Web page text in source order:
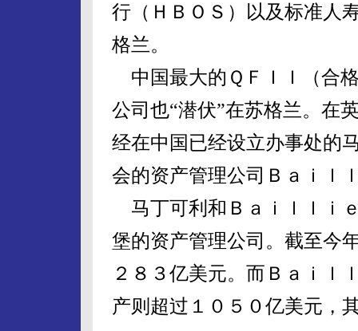
行（ＨＢＯＳ）以及标准人
格兰。
中国最大的ＱＦＩＩ（合
公司也“潜伏”在苏格兰。在
经在中国已经设立办事处的
会的资产管理公司Ｂａｉｌ
马丁可利和Ｂａｉｌｌｉ
堡的资产管理公司。截至今
２８３亿美元。而Ｂａｉｌ
产则超过１０５０亿美元，